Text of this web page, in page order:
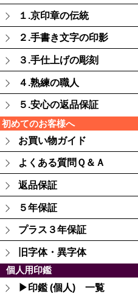
１.京印章の伝統
２.手書き文字の印影
３.手仕上げの彫刻
４.熟練の職人
５.安心の返品保証
初めてのお客様へ
お買い物ガイド
よくある質問Ｑ＆Ａ
返品保証
５年保証
プラス３年保証
旧字体・異字体
個人用印鑑
▶印鑑 (個人) 一覧